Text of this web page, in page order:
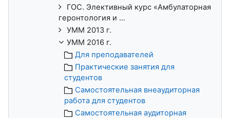
ГОС. Элективный курс «Амбулаторная
геронтология и ...
УММ 2013 г.
УММ 2016 г.
Для преподавателей
Практические занятия для
студентов
Самостоятельная внеаудиторная
работа для студентов
Самостоятельная аудиторная